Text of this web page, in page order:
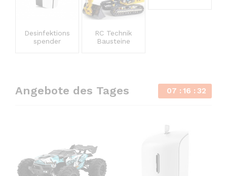
Desinfektions
spender
RC Technik
Bausteine
Angebote des Tages 07 16 32